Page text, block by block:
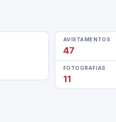
AVISTAMENTOS
47
FOTOGRAFIAS
11